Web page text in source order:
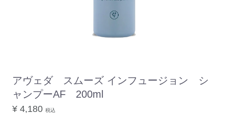
アヴェダ スムーズ インフュージョン シ
ャンプーAF 200ml
¥ 4,180 税込